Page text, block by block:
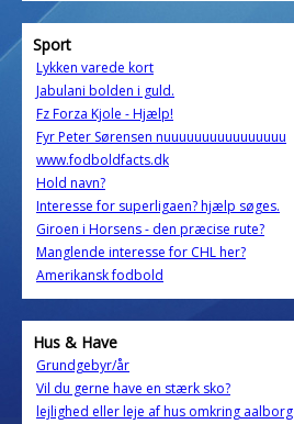
Sport
Lykken varede kort
Jabulani bolden i guld.
Fz Forza Kjole - Hjælp!
Fyr Peter Sørensen nuuuuuuuuuuuuuuuu
www.fodboldfacts.dk
Hold navn?
Interesse for superligaen? hjælp søges.
Giroen i Horsens - den præcise rute?
Manglende interesse for CHL her?
Amerikansk fodbold
Hus & Have
Grundgebyr/år
Vil du gerne have en stærk sko?
lejlighed eller leje af hus omkring aalborg